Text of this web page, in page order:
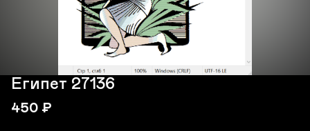
Египет 27136
450 ₽